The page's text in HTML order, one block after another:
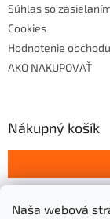
Naša webová
Súhlas so
Cookies
Hodnotenie obchodu
AKO NAKUPOVAŤ
Nákupný košík
Prijímame